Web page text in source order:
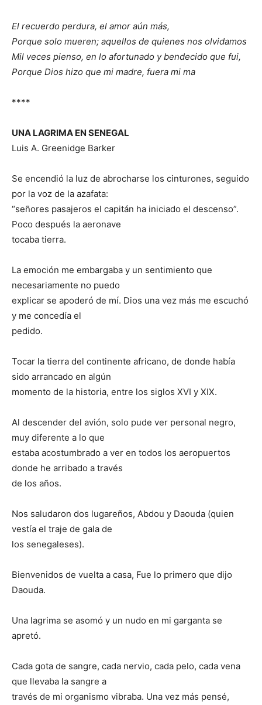
El recuerdo perdura, el amor aún más,
Porque solo mueren; aquellos de quienes nos olvidamos
Mil veces pienso, en lo afortunado y bendecido que fui,
Porque Dios hizo que mi madre, fuera mi ma
****
UNA LAGRIMA EN SENEGAL
Luis A. Greenidge Barker
Se encendió la luz de abrocharse los cinturones, seguido
por la voz de la azafata:
“señores pasajeros el capitán ha iniciado el descenso”.
Poco después la aeronave
tocaba tierra.
La emoción me embargaba y un sentimiento que
necesariamente no puedo
explicar se apoderó de mí. Dios una vez más me escuchó
y me concedía el
pedido.
Tocar la tierra del continente africano, de donde había
sido arrancado en algún
momento de la historia, entre los siglos XVI y XIX.
Al descender del avión, solo pude ver personal negro,
muy diferente a lo que
estaba acostumbrado a ver en todos los aeropuertos
donde he arribado a través
de los años.
Nos saludaron dos lugareños, Abdou y Daouda (quien
vestía el traje de gala de
los senegaleses).
Bienvenidos de vuelta a casa, Fue lo primero que dijo
Daouda.
Una lagrima se asomó y un nudo en mi garganta se
apretó.
Cada gota de sangre, cada nervio, cada pelo, cada vena
que llevaba la sangre a
través de mi organismo vibraba. Una vez más pensé,